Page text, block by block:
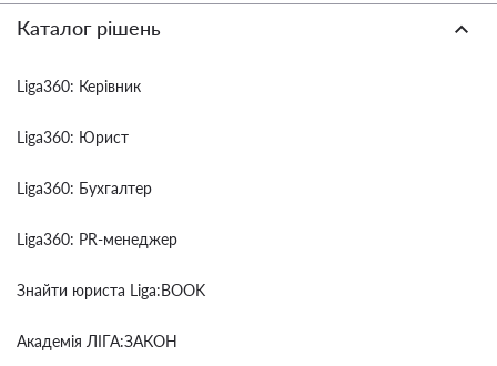
Каталог рішень
Liga360: Керівник
Liga360: Юрист
Liga360: Бухгалтер
Liga360: PR-менеджер
Знайти юриста Liga:BOOK
Академія ЛІГА:ЗАКОН